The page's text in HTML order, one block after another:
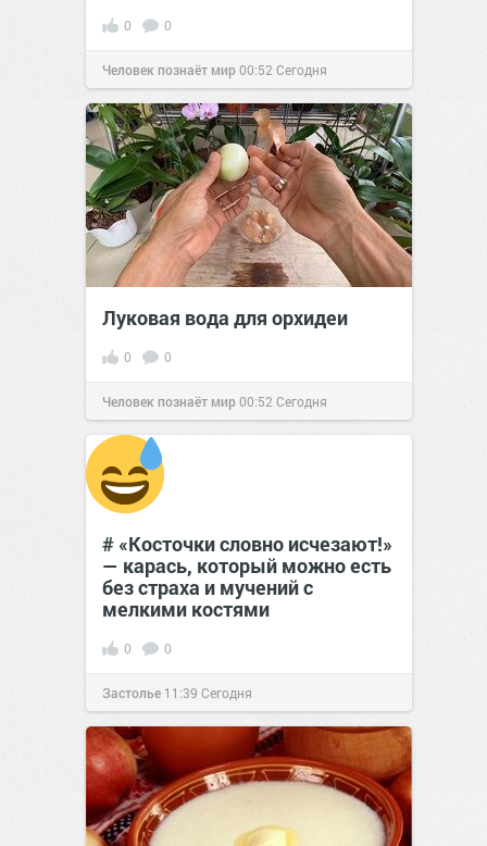
0 0
Человек познаёт мир00:52 Сегодня
Луковая вода для орхидеи
0 0
Человек познаёт мир00:52 Сегодня
# «Косточки словно исчезают!»
— карась, который можно есть
без страха и мучений с
мелкими костями
0 0
Застолье 11:39 Сегодня